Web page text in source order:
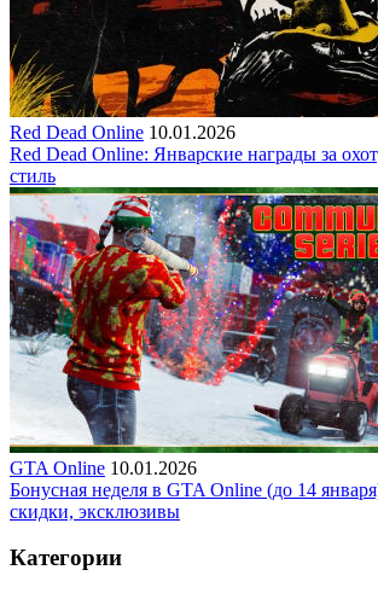
Red Dead Online 10.01.2026
Red Dead Online: Январские награды за
стиль
GTA Online 10.01.2026
Бонусная неделя в GTA Online (до 14
скидки, эксклюзивы
Категории